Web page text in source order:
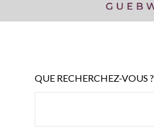
QUE RECHERCHEZ-VOUS ?